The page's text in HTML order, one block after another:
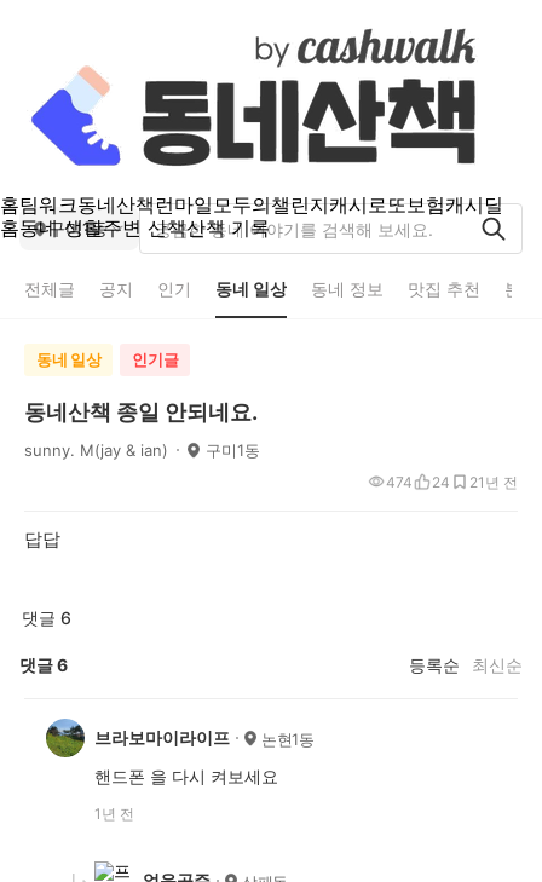
홈팀워크동네산책런마일모두의챌린지캐시로또보험캐시딜
홈동네 생활주변 산책산책 기록
구미1동
전체글 공지 인기 동네 일상 동네 정보 맛집 추천 분
동네 일상 인기글
동네산책 종일 안되네요.
sunny. M(jay & ian) 구미1동
1년 전
474 24 2
답답
댓글 6
댓글6 등록순 최신순
브라보마이라이프 논현1동
핸드폰 을 다시 켜보세요
1년 전